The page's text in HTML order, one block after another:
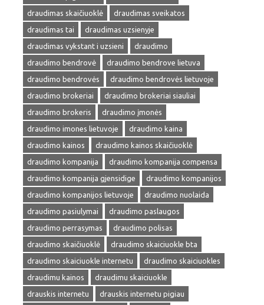
draudimas skaičiuoklė
draudimas sveikatos
draudimas tai
draudimas uzsienyje
draudimas vykstant i uzsieni
draudimo
draudimo bendrovė
draudimo bendrove lietuva
draudimo bendrovės
draudimo bendrovės lietuvoje
draudimo brokeriai
draudimo brokeriai siauliai
draudimo brokeris
draudimo įmonės
draudimo imones lietuvoje
draudimo kaina
draudimo kainos
draudimo kainos skaičiuoklė
draudimo kompanija
draudimo kompanija compensa
draudimo kompanija gjensidige
draudimo kompanijos
draudimo kompanijos lietuvoje
draudimo nuolaida
draudimo pasiulymai
draudimo paslaugos
draudimo perrasymas
draudimo polisas
draudimo skaičiuoklė
draudimo skaiciuokle bta
draudimo skaiciuokle internetu
draudimo skaiciuokles
draudimu kainos
draudimu skaiciuokle
drauskis internetu
drauskis internetu pigiau